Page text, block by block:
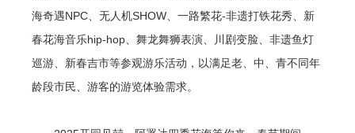
海奇遇NPC、无人机SHOW、一路繁花-非遗打铁花秀、新
春花海音乐hip-hop、舞龙舞狮表演、川剧变脸、非遗鱼灯
巡游、新春吉市等参观游乐活动，以满足老、中、青不同年
龄段市民、游客的游览体验需求。